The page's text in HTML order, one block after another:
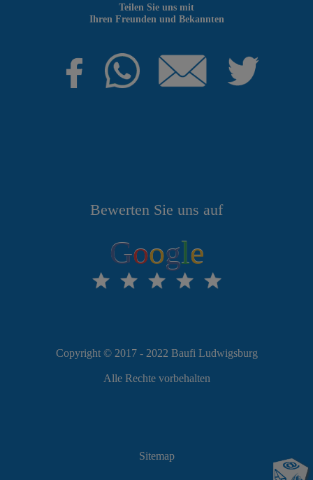
Bewerten Sie uns auf
Google
Teilen Sie uns mit
Ihren Freunden und Bekannten
Copyright © 2017 - 2022 Baufi Ludwigsburg
Alle Rechte vorbehalten
Sitemap